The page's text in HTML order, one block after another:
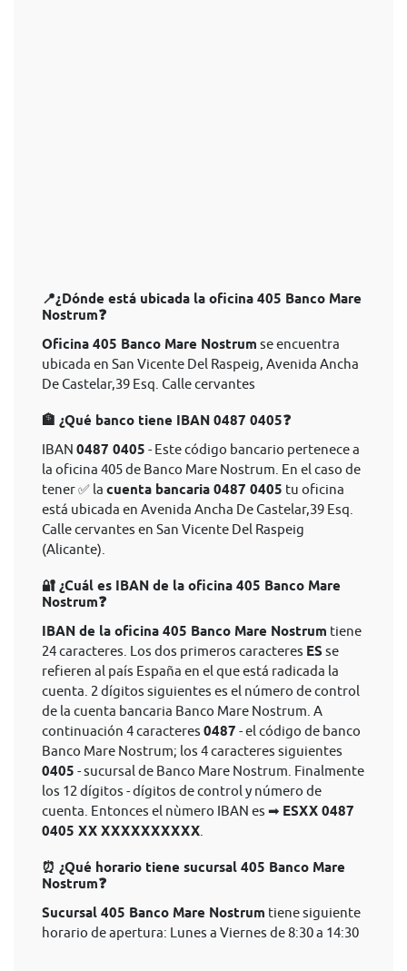
📍¿Dónde está ubicada la oficina 405 Banco Mare
Nostrum❓
Oficina 405 Banco Mare Nostrum se encuentra
ubicada en San Vicente Del Raspeig, Avenida Ancha
De Castelar,39 Esq. Calle cervantes
🏦 ¿Qué banco tiene IBAN 0487 0405❓
IBAN 0487 0405 - Este código bancario pertenece a
la oficina 405 de Banco Mare Nostrum. En el caso de
tener ✅ la cuenta bancaria 0487 0405 tu oficina
está ubicada en Avenida Ancha De Castelar,39 Esq.
Calle cervantes en San Vicente Del Raspeig
(Alicante).
🔐 ¿Cuál es IBAN de la oficina 405 Banco Mare
Nostrum❓
IBAN de la oficina 405 Banco Mare Nostrum tiene
24 caracteres. Los dos primeros caracteres ES se
refieren al país España en el que está radicada la
cuenta. 2 dígitos siguientes es el número de control
de la cuenta bancaria Banco Mare Nostrum. A
continuación 4 caracteres 0487 - el código de banco
Banco Mare Nostrum; los 4 caracteres siguientes
0405 - sucursal de Banco Mare Nostrum. Finalmente
los 12 dígitos - dígitos de control y número de
cuenta. Entonces el nùmero IBAN es ➡ ESXX 0487
0405 XX XXXXXXXXXX
⏰ ¿Qué horario tiene sucursal 405 Banco Mare
Nostrum❓
Sucursal 405 Banco Mare Nostrum tiene siguiente
horario de apertura: Lunes a Viernes de 8:30 a 14:30